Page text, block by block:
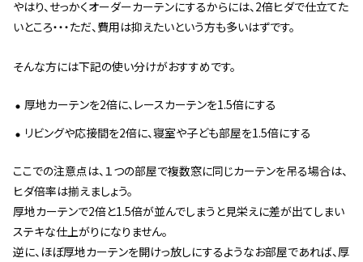
やはり、せっかくオーダーカーテンにするからには、2倍ヒダで仕立てた
いところ・・・ただ、費用は抑えたいという方も多いはずです。
そんな方には下記の使い分けがおすすめです。
厚地カーテンを2倍に、レースカーテンを1.5倍にする
リビングや応接間を2倍に、寝室や子ども部屋を1.5倍にする
ここでの注意点は、１つの部屋で複数窓に同じカーテンを吊る場合は、
ヒダ倍率は揃えましょう。
厚地カーテンで2倍と1.5倍が並んでしまうと見栄えに差が出てしまい
ステキな仕上がりになりません。
逆に、ほぼ厚地カーテンを開けっ放しにするようなお部屋であれば、厚